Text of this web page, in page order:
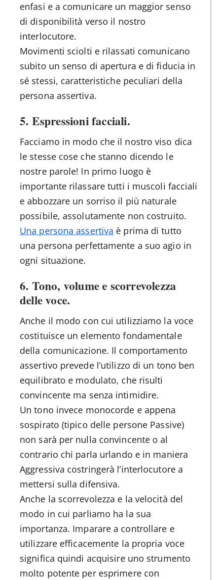
enfasi e a comunicare un maggior senso
di disponibilità verso il nostro
interlocutore.
Movimenti sciolti e rilassati comunicano
subito un senso di apertura e di fiducia in
sé stessi, caratteristiche peculiari della
persona assertiva.
5. Espressioni facciali.
Facciamo in modo che il nostro viso dica
le stesse cose che stanno dicendo le
nostre parole! In primo luogo è
importante rilassare tutti i muscoli facciali
e abbozzare un sorriso il più naturale
possibile, assolutamente non costruito.
Una persona assertiva è prima di tutto
una persona perfettamente a suo agio in
ogni situazione.
6. Tono, volume e scorrevolezza
delle voce.
Anche il modo con cui utilizziamo la voce
costituisce un elemento fondamentale
della comunicazione. Il comportamento
assertivo prevede l’utilizzo di un tono ben
equilibrato e modulato, che risulti
convincente ma senza intimidire.
Un tono invece monocorde e appena
sospirato (tipico delle persone Passive)
non sarà per nulla convincente o al
contrario chi parla urlando e in maniera
Aggressiva costringerà l’interlocutore a
mettersi sulla difensiva.
Anche la scorrevolezza e la velocità del
modo in cui parliamo ha la sua
importanza. Imparare a controllare e
utilizzare efficacemente la propria voce
significa quindi acquisire uno strumento
molto potente per esprimere con